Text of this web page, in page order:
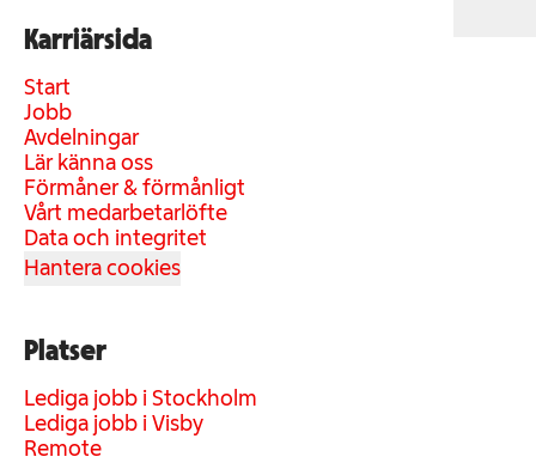
Karriärsida
Start
Jobb
Avdelningar
Lär känna oss
Förmåner & förmånligt
Vårt medarbetarlöfte
Data och integritet
Hantera cookies
Platser
Lediga jobb i Stockholm
Lediga jobb i Visby
Remote